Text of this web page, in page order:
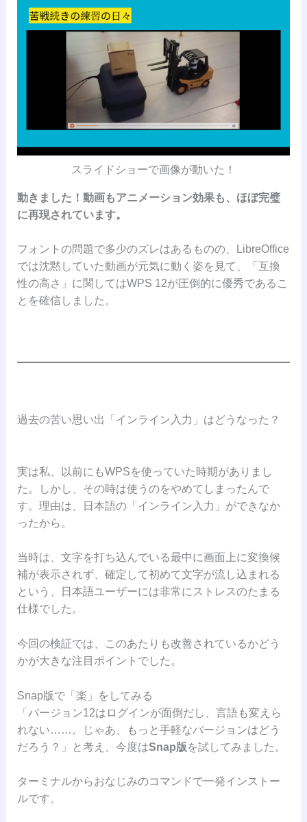
スライドショーで画像が動いた！
動きました！動画もアニメーション効果も、ほぼ完璧
に再現されています。
フォントの問題で多少のズレはあるものの、LibreOffice
では沈黙していた動画が元気に動く姿を見て、「互換
性の高さ」に関してはWPS 12が圧倒的に優秀であるこ
とを確信しました。
過去の苦い思い出「インライン入力」はどうなった？
実は私、以前にもWPSを使っていた時期がありまし
た。しかし、その時は使うのをやめてしまったんで
す。理由は、日本語の「インライン入力」ができなか
ったから。
当時は、文字を打ち込んでいる最中に画面上に変換候
補が表示されず、確定して初めて文字が流し込まれる
という、日本語ユーザーには非常にストレスのたまる
仕様でした。
今回の検証では、このあたりも改善されているかどう
かが大きな注目ポイントでした。
Snap版で「楽」をしてみる
「バージョン12はログインが面倒だし、言語も変えら
れない……。じゃあ、もっと手軽なバージョンはどう
だろう？」と考え、今度はSnap版を試してみました。
ターミナルからおなじみのコマンドで一発インストー
ルです。